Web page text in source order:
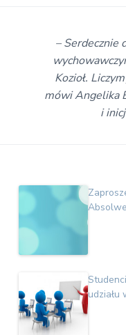
– Serdecznie
Kozioł.
mówi Angelika
i
udziału